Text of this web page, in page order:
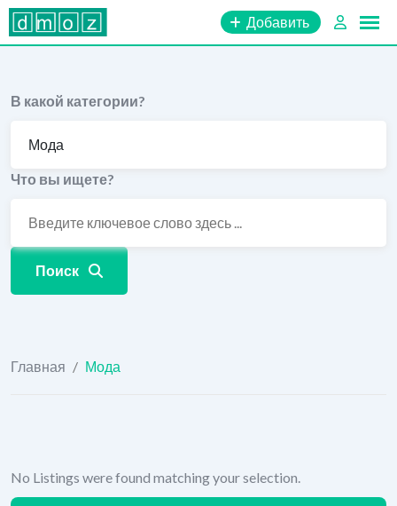
Перейти
содержимому
Добавить
В какой категории?
Что вы ищете?
Поиск
Главная / Мода
No Listings were found matching your selection.